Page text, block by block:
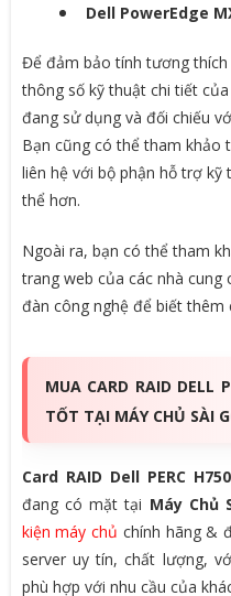
Dell PowerEdge
Để đảm bảo tính tương
thông số kỹ thuật chi tiết
đang sử dụng và đối chiếu
Bạn cũng có thể tham khảo
liên hệ với bộ phận hỗ trợ
thể hơn.
Ngoài ra, bạn có thể tham
trang web của các nhà cung
đàn công nghệ để biết thêm
MUA CARD RAID DELL
TỐT TẠI MÁY CHỦ SÀI
Card RAID Dell PERC
đang có mặt tại Máy Chủ
kiện máy chủ chính hãng &
server uy tín, chất lượng,
phù hợp với nhu cầu của